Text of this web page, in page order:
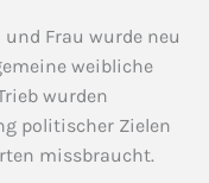
Frau wurde neu
weibliche
wurden
politischer Zielen
missbraucht.